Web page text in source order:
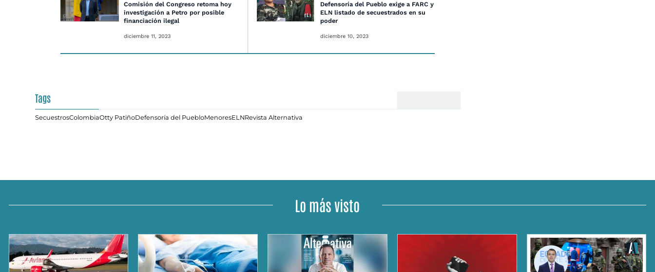
Comisión del Congreso retoma hoy
investigación a Petro por posible
financiación ilegal
diciembre 11, 2023
Defensoría del Pueblo exige a FARC y
ELN listado de secuestrados en su
poder
diciembre 10, 2023
Tags
SecuestrosColombiaOtty PatiñoDefensoría del PuebloMenoresELNRevista Alternativa
Lo más visto